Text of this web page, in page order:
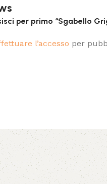
per primo “Sgabello
l’accesso per